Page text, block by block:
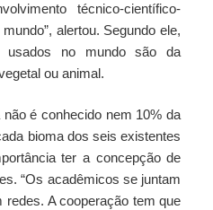
técnico-científico-
alertou. Segundo ele,
usados no mundo são da
ou animal.
não é conhecido nem 10% da
bioma dos seis existentes
ter a concepção de
“Os acadêmicos se juntam
A cooperação tem que